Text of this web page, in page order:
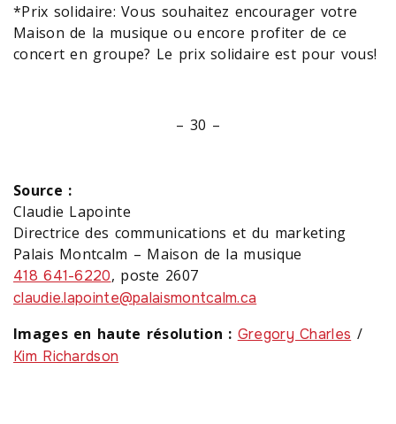
*Prix solidaire: Vous souhaitez encourager votre
Maison de la musique ou encore profiter de ce
concert en groupe? Le prix solidaire est pour vous!
– 30 –
Source :
Claudie Lapointe
Directrice des communications et du marketing
Palais Montcalm – Maison de la musique
418 641-6220, poste 2607
claudie.lapointe@palaismontcalm.ca
Images en haute résolution : Gregory Charles /
Kim Richardson